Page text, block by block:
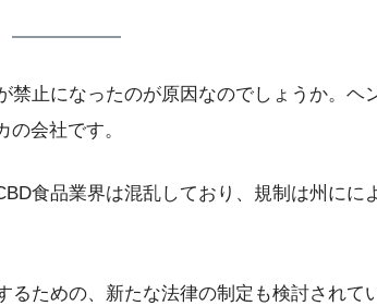
禁止になったのが原因なのでしょうか。ヘ
会社です。
食品業界は混乱しており、規制は州にに
るための、新たな法律の制定も検討されて